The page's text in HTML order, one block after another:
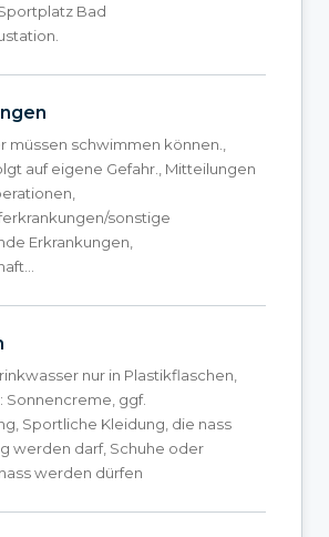
Bad
müssen schwimmen können.,
auf eigene Gefahr., Mitteilungen
sonstige
Erkrankungen,
nur in Plastikflaschen,
Sonnencreme, ggf.
Sportliche Kleidung, die nass
werden darf, Schuhe oder
werden dürfen